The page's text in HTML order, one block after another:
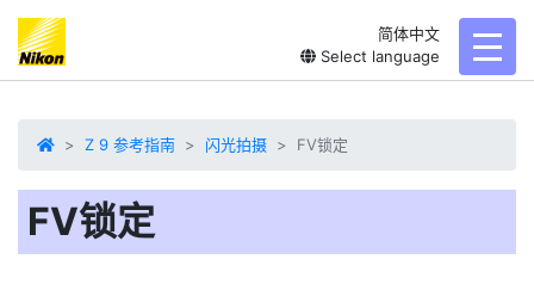
简体中文
Select language
Z 9 参考指南 闪光拍摄 FV锁定
FV锁定